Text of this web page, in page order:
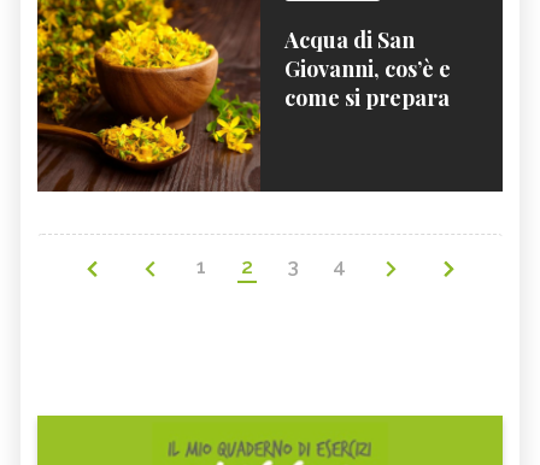
Acqua di San
Giovanni, cos’è e
come si prepara
1 2 3 4